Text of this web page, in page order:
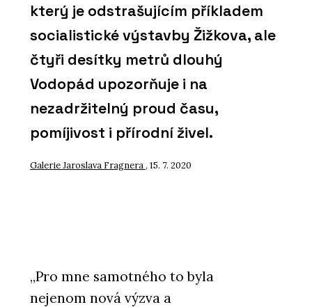
který je odstrašujícím příkladem
socialistické výstavby Žižkova, ale
čtyři desítky metrů dlouhý
Vodopád upozorňuje i na
nezadržitelný proud času,
pomíjivost i přírodní živel.
Galerie Jaroslava Fragnera , 15. 7. 2020
„Pro mne samotného to byla
nejenom nová výzva a